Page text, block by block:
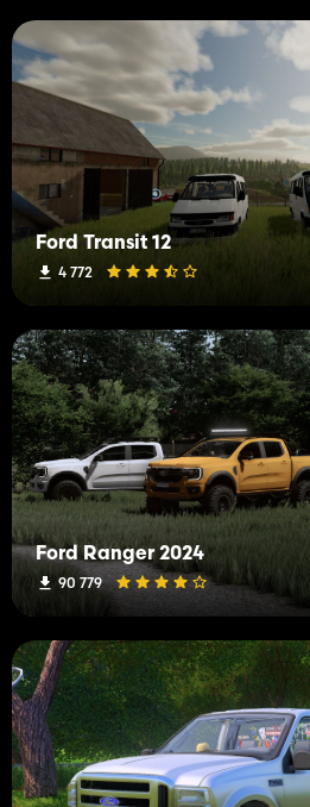
Ford Transit 12
4 772
Ford Ranger 2024
90 779